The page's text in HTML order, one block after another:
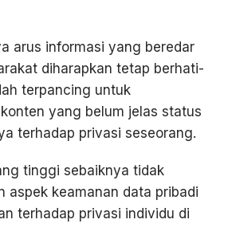
arus informasi yang beredar
diharapkan tetap berhati-
terpancing untuk
yang belum jelas status
terhadap privasi seseorang.
tinggi sebaiknya tidak
aspek keamanan data pribadi
terhadap privasi individu di